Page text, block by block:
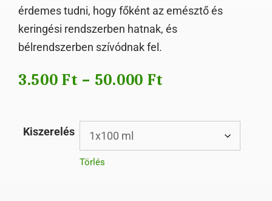
érdemes tudni, hogy főként az emésztő és
keringési rendszerben hatnak, és
bélrendszerben szívódnak fel.
3.500Ft – 50.000 Ft
Kiszerelés
Törlés